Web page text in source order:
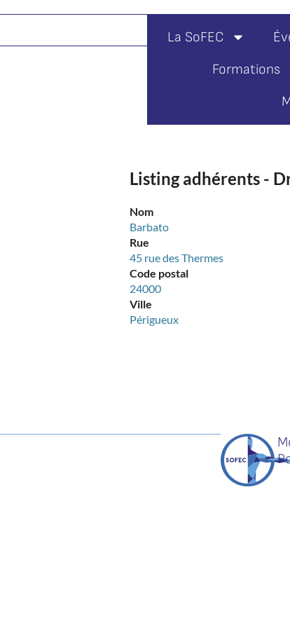
La SoFEC
Formations
Listing adhérents -
Nom
Barbato
Rue
45 rue des Thermes
Code postal
24000
Ville
Périgueux